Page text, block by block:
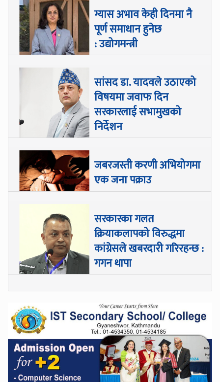
ग्यास अभाव केही दिनमा नै
पूर्ण समाधान हुनेछ
: उद्योगमन्त्री
सांसद डा‍‍. यादवले उठाएको
विषयमा जवाफ दिन
सरकारलाई सभामुखको
निर्देशन
जबरजस्ती करणी अभियोगमा
एक जना पक्राउ
सरकारका गलत
क्रियाकलापको विरुद्धमा
कांग्रेसले खबरदारी गरिरहन्छ :
गगन थापा